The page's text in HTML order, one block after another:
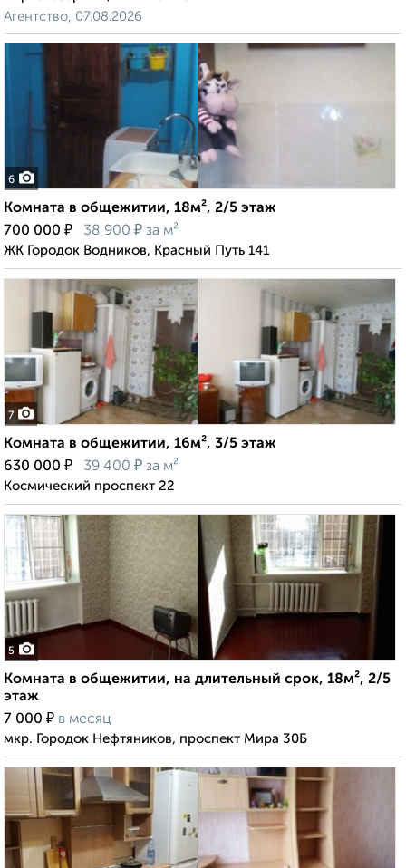
Агентство, 07.08.2026
6
Комната в общежитии, 18м², 2/5 этаж
700 000 ₽ 38 900 ₽ за м²
ЖК Городок Водников, Красный Путь 141
7
Комната в общежитии, 16м², 3/5 этаж
630 000 ₽ 39 400 ₽ за м²
Космический проспект 22
5
Комната в общежитии, на длительный срок, 18м², 2/5
этаж
7 000 ₽ в месяц
мкр. Городок Нефтяников, проспект Мира 30Б